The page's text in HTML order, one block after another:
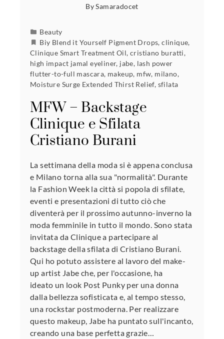
BySamaradocet
Beauty
Biy Blend it Yourself Pigment Drops,clinique,
Clinique Smart Treatment Oil,cristiano buratti,
high impact jamal eyeliner, jabe, lash power
flutter-to-full mascara, makeup, mfw, milano,
Moisture Surge Extended Thirst Relief, sfilata
MFW – Backstage
Clinique e Sfilata
Cristiano Burani
La settimana della moda si è appena conclusa
e Milano torna alla sua "normalità". Durante
la Fashion Week la città si popola di sfilate,
eventi e presentazioni di tutto ciò che
diventerà per il prossimo autunno-inverno la
moda femminile in tutto il mondo. Sono stata
invitata da Clinique a partecipare al
backstage della sfilata di Cristiano Burani.
Qui ho potuto assistere al lavoro del make-
up artist Jabe che, per l'occasione, ha
ideato un look Post Punky per una donna
dalla bellezza sofisticata e, al tempo stesso,
una rockstar postmoderna. Per realizzare
questo makeup, Jabe ha puntato sull'incanto,
creando una base perfetta grazie…